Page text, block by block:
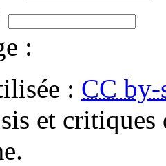
:
: CC by-
et